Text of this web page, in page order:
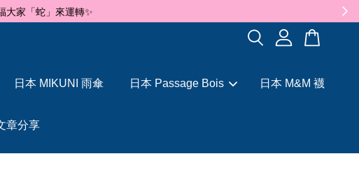
來運轉✨
日本 MIKUNI 雨傘 日本 Passage Bois 日本 M&M 襪
章分享